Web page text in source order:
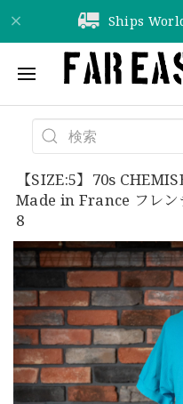
Ships
【SIZE:5】70s
Made in France フレン
8